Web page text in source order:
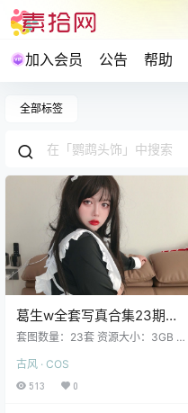
加入会员 公告 帮助
全部标签
葛生w全套写真合集23期
3GB高清无水印下载
套图数量：23套 资源大小：3GB 葛
生w NO.022 苗疆情蛊 [13P1V 92M
B]葛生w NO.021 2b小恶魔 [29P 54
古风 · COS
513 0